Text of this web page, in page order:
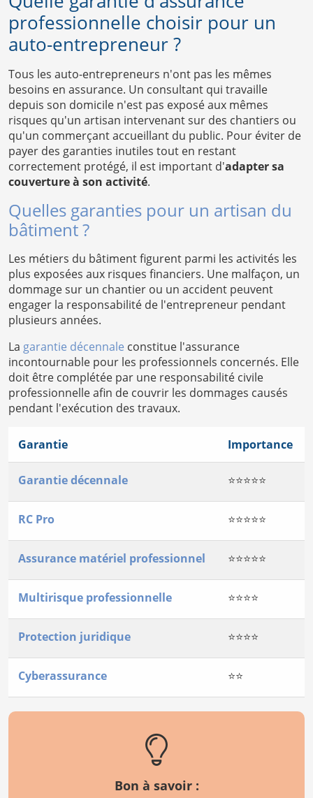
professionnelle choisir pour un
auto-entrepreneur ?
Tous les auto-entrepreneurs n'ont pas les mêmes
besoins en assurance. Un consultant qui travaille
depuis son domicile n'est pas exposé aux mêmes
risques qu'un artisan intervenant sur des chantiers ou
qu'un commerçant accueillant du public. Pour éviter de
payer des garanties inutiles tout en restant
correctement protégé, il est important d'adapter sa
couverture à son activité.
Quelles garanties pour un artisan du
bâtiment ?
Les métiers du bâtiment figurent parmi les activités les
plus exposées aux risques financiers. Une malfaçon, un
dommage sur un chantier ou un accident peuvent
engager la responsabilité de l'entrepreneur pendant
plusieurs années.
La garantie décennale constitue l'assurance
incontournable pour les professionnels concernés. Elle
doit être complétée par une responsabilité civile
professionnelle afin de couvrir les dommages causés
pendant l'exécution des travaux.
Garantie Importance
Garantie décennale ⭐⭐⭐⭐⭐
RC Pro ⭐⭐⭐⭐⭐
Assurance matériel professionnel ⭐⭐⭐⭐⭐
Multirisque professionnelle ⭐⭐⭐⭐
Protection juridique ⭐⭐⭐⭐
Cyberassurance ⭐⭐
Bon à savoir :